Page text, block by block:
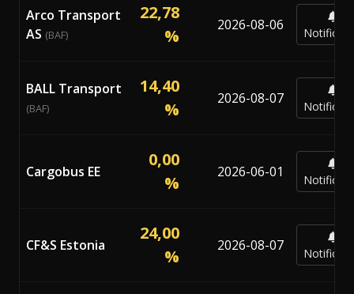
Arco Transport
AS (BAF)
22,78
%
2026-08-06
BALL Transport
(BAF)
14,40
%
2026-08-07
Cargobus EE
0,00
%
2026-06-01
CF&S Estonia
24,00
%
2026-08-07